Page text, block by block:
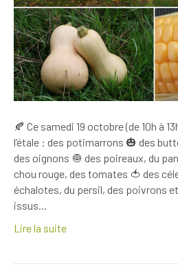
🍂 Ce samedi 19 octobre (de 10h à
l’étale : des potimarrons 🎃 des
des oignons 🧅 des poireaux, du
chou rouge, des tomates 🍅 des
échalotes, du persil, des poivrons
issus…
Lire la suite